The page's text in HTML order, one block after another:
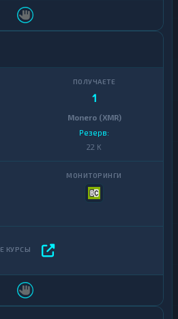
1
Monero (XMR)
Резерв:
22 K